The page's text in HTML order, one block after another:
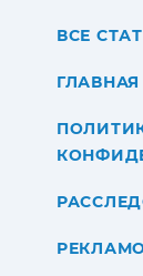
ВСЕ